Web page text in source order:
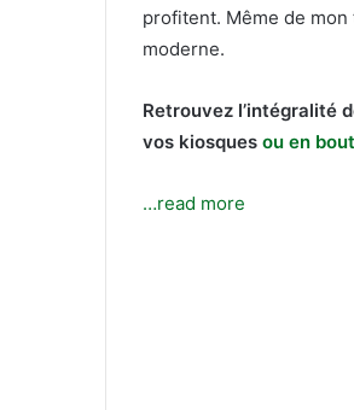
profitent. Même de mon
moderne.
Retrouvez l’intégralité
vos kiosques ou en
…read more